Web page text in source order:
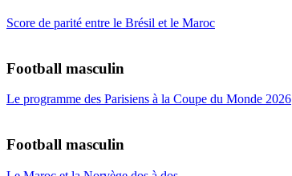
Score de parité entre le Brésil et le Maroc
Football masculin
Le programme des Parisiens à la Coupe du Monde 2026
Football masculin